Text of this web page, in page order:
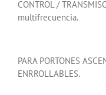
CONTROL /
multifrecuencia.
PARA PORTONES
ENRROLLABLES.